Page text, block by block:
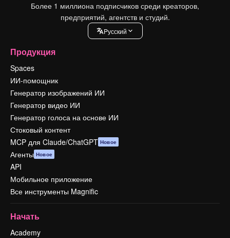
Более 1 миллиона подписчиков среди креаторов,
предприятий, агентств и студий.
Pусский
Продукция
Spaces
ИИ-помощник
Генератор изображений ИИ
Генератор видео ИИ
Генератор голоса на основе ИИ
Стоковый контент
MCP для Claude/ChatGPT Новое
Агенты Новое
API
Мобильное приложение
Все инструменты Magnific
Начать
Academy